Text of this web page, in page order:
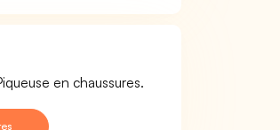
en chaussures.